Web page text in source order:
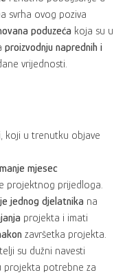
svrha ovog poziva
poduzeća koja su u
proizvodnju naprednih i
vrijednosti.
koji u trenutku objave
mjesec
projektnog prijedloga.
jednog djelatnika na
projekta i imati
završetka projekta.
su dužni navesti
projekta potrebne za